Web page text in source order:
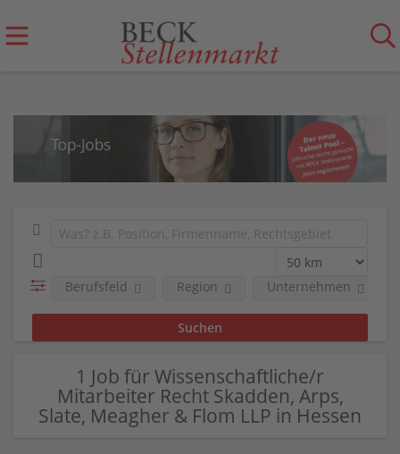
Berufsfeld Region Unternehmen
1 Job für Wissenschaftliche/r
Mitarbeiter Recht Skadden, Arps,
Slate, Meagher & Flom LLP in Hessen